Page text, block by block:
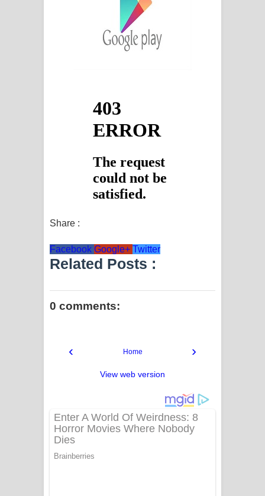
Share :
Facebook Google+ Twitter
Related Posts :
0 comments:
‹ ›
Home
View web version